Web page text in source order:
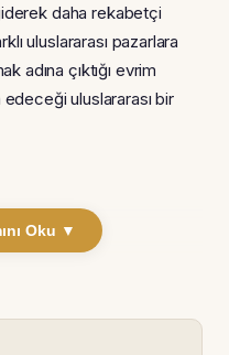
daha rekabetçi
uluslararası pazarlara
adına çıktığı evrim
uluslararası bir
Oku ▼